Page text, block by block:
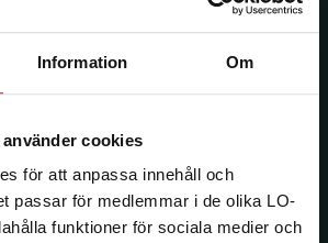
Information Om
cookies
för att anpassa innehåll och
passar för medlemmar i de olika LO-
funktioner för sociala medier och